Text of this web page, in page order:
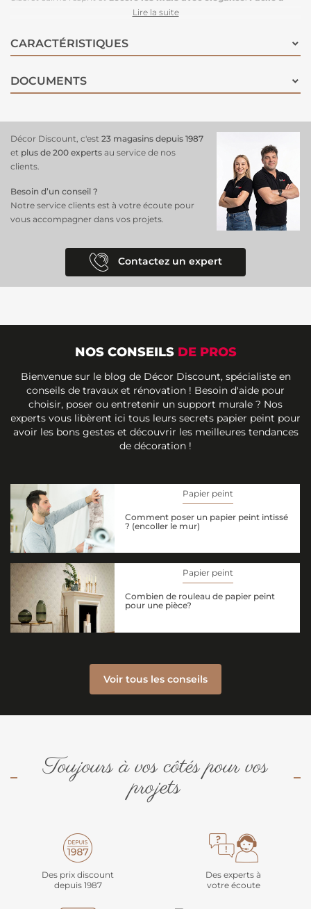
avec ses 4 lés en intissé, ce papier peint offre une finition lisse et
sanctuaire de tranquillité et de beauté naturelle.
Lire la suite
CARACTÉRISTIQUES
DOCUMENTS
Décor Discount, c'est 23 magasins depuis 1987
et plus de 200 experts au service de nos
clients.
Besoin d’un conseil ?
Notre service clients est à votre écoute pour
vous accompagner dans vos projets.
Contactez un expert
NOS CONSEILS DE PROS
Bienvenue sur le blog de Décor Discount, spécialiste en
conseils de travaux et rénovation ! Besoin d'aide pour
choisir, poser ou entretenir un support murale ? Nos
experts vous libèrent ici tous leurs secrets papier peint pour
avoir les bons gestes et découvrir les meilleures tendances
de décoration !
Papier peint
Comment poser un papier peint intissé
? (encoller le mur)
Papier peint
Combien de rouleau de papier peint
pour une pièce?
Voir tous les conseils
Toujours à vos côtés pour vos
projets
Des prix discount
depuis 1987
Des experts à
votre écoute